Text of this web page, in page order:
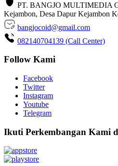
PT. BANGJO MULTIMEDIA
Kejambon, Desa Dapur Kejambon
bangjocoid@gmail.com
082140704139 (Call Center)
Follow Kami
Facebook
Twitter
Instagram
Youtube
Telegram
Ikuti Perkembangan Kami